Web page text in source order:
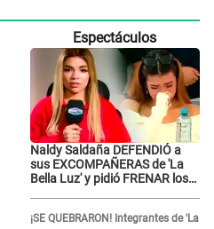
Espectáculos
Naldy Saldaña DEFENDIÓ a
sus EXCOMPAÑERAS de 'La
Bella Luz' y pidió FRENAR los
¡SE QUEBRARON! Integrantes de 'La